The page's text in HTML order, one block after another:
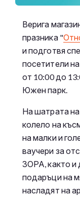
Верига
празника "
и подготвя
посетители
от 10:00 до
Южен парк.
На шатрата
колело на
на малки и
ваучери за
ЗОРА, както и
подаръци на
насладят на